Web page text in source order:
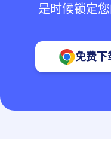
是时候锁定
免费